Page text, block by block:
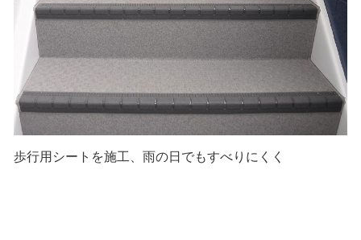
歩行用シートを施工、雨の日でもすべりにくく